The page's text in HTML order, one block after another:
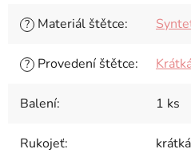
? Materiál štětce:
? Provedení štětce:
Balení: 1 ks
Rukojeť: krátká